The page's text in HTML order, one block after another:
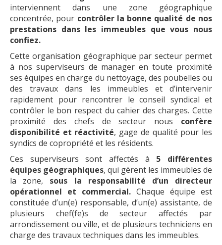
interviennent dans une zone géographique
concentrée, pour contrôler la bonne qualité de nos
prestations dans les immeubles que vous nous
confiez.
Cette organisation géographique par secteur permet
à nos superviseurs de manager en toute proximité
ses équipes en charge du nettoyage, des poubelles ou
des travaux dans les immeubles et d’intervenir
rapidement pour rencontrer le conseil syndical et
contrôler le bon respect du cahier des charges. Cette
proximité des chefs de secteur nous confère
disponibilité et réactivité, gage de qualité pour les
syndics de copropriété et les résidents.
Ces superviseurs sont affectés à 5 différentes
équipes géographiques, qui gèrent les immeubles de
la zone, sous la responsabilité d’un directeur
opérationnel et commercial. Chaque équipe est
constituée d’un(e) responsable, d’un(e) assistante, de
plusieurs chef(fe)s de secteur affectés par
arrondissement ou ville, et de plusieurs techniciens en
charge des travaux techniques dans les immeubles.